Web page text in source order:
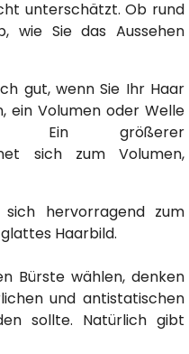
unterschätzt. Ob rund
wie Sie das Aussehen
gut, wenn Sie Ihr Haar
ein Volumen oder Welle
Ein größerer
sich zum Volumen,
sich hervorragend zum
Haarbild.
Bürste wählen, denken
und antistatischen
sollte. Natürlich gibt